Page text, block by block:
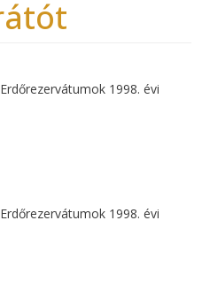
1998. évi
1998. évi